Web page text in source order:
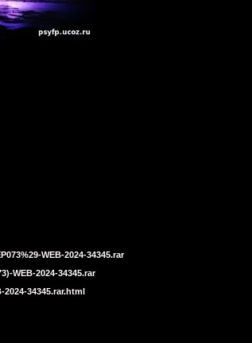
WEB-2024-34345.rar
WEB-2024-34345.rar
34345.rar.html